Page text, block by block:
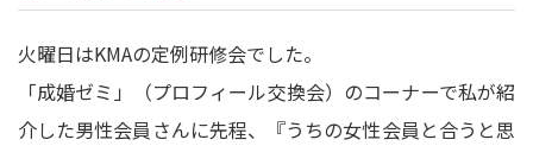
火曜日はKMAの定例研修会でした。
「成婚ゼミ」（プロフィール交換会）のコーナーで私が紹
介した男性会員さんに先程、『うちの女性会員と合うと思